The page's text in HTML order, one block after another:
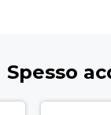
Spesso